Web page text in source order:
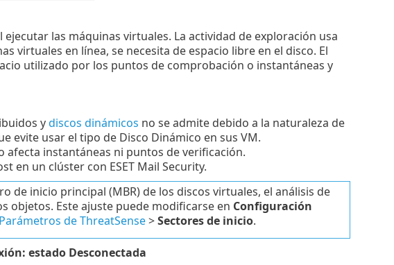
las máquinas virtuales. La actividad de exploración usa
virtuales en línea, se necesita de espacio libre en el disco. El
utilizado por los puntos de comprobación o instantáneas y
ydiscos dinámicos no se admite debido a la naturaleza de
evite usar el tipo de Disco Dinámico en sus VM.
afecta instantáneas ni puntos de verificación.
en un clúster con ESET Mail Security.
de inicio principal (MBR) de los discos virtuales, el análisis de
objetos. Este ajuste puede modificarse en Configuración
Parámetros de ThreatSense>Sectores de inicio.
estado Desconectada